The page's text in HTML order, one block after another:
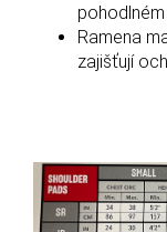
Ramena
zajišťují